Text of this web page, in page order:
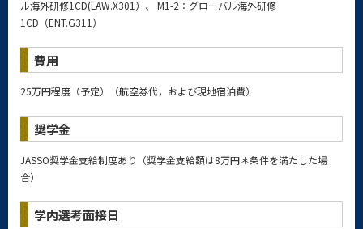
ル海外研修1CD(LAW.X301）、 M1-2：グローバル海外研修
1CD（ENT.G311）
費用
25万円程度（予定）（航空券代，および現地宿泊費）
奨学金
JASSO奨学金支給制度あり （奨学金支給額は8万円＊条件を満たした場
合）
学内選考面接日